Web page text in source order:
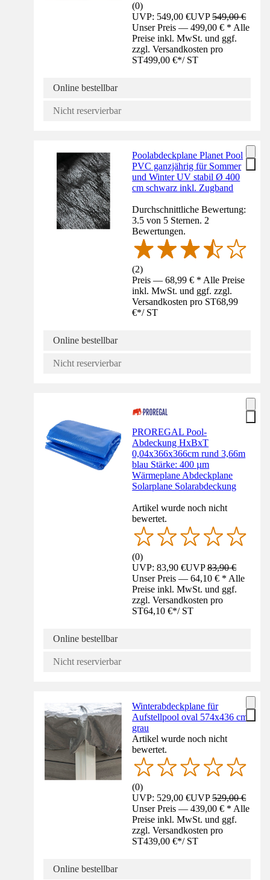
(0)
UVP: 549,00 €UVP549,00 €
Unser Preis — 499,00 € * Alle
Preise inkl. MwSt. und ggf.
zzgl. Versandkosten pro
ST499,00 €*/ ST
Online bestellbar
Nicht reservierbar
Poolabdeckplane Planet Pool
PVC ganzjährig für Sommer
und Winter UV stabil Ø 400
cm schwarz inkl. Zugband
Durchschnittliche Bewertung:
3.5 von 5 Sternen. 2
Bewertungen.
(2)
Preis — 68,99 € * Alle Preise
inkl. MwSt. und ggf. zzgl.
Versandkosten pro ST68,99
€*/ ST
Online bestellbar
Nicht reservierbar
PROREGAL Pool-
Abdeckung HxBxT
0,04x366x366cm rund 3,66m
blau Stärke: 400 µm
Wärmeplane Abdeckplane
Solarplane Solarabdeckung
Artikel wurde noch nicht
bewertet.
(0)
UVP: 83,90 €UVP83,90 €
Unser Preis — 64,10 € * Alle
Preise inkl. MwSt. und ggf.
zzgl. Versandkosten pro
ST64,10 €*/ ST
Online bestellbar
Nicht reservierbar
Winterabdeckplane für
Aufstellpool oval 574x436 cm
grau
Artikel wurde noch nicht
bewertet.
(0)
UVP: 529,00 €UVP529,00 €
Unser Preis — 439,00 € * Alle
Preise inkl. MwSt. und ggf.
zzgl. Versandkosten pro
ST439,00 €*/ ST
Online bestellbar